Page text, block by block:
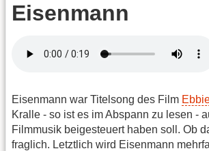
Eisenmann
Eisenmann war Titelsong des Film
Kralle - so ist es im Abspann zu lesen -
Filmmusik beigesteuert haben soll. Ob
fraglich. Letztlich wird Eisenmann